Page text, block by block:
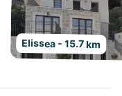
Elissea - 15.7 km